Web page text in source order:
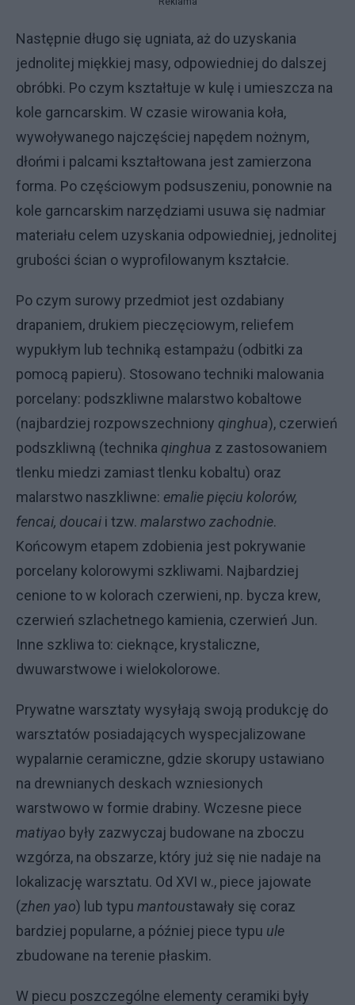
Następnie długo się ugniata, aż do uzyskania
jednolitej miękkiej masy, odpowiedniej do dalszej
obróbki. Po czym kształtuje w kulę i umieszcza na
kole garncarskim. W czasie wirowania koła,
wywoływanego najczęściej napędem nożnym,
dłońmi i palcami kształtowana jest zamierzona
forma. Po częściowym podsuszeniu, ponownie na
kole garncarskim narzędziami usuwa się nadmiar
materiału celem uzyskania odpowiedniej, jednolitej
grubości ścian o wyprofilowanym kształcie.
Po czym surowy przedmiot jest ozdabiany
drapaniem, drukiem pieczęciowym, reliefem
wypukłym lub techniką estampażu (odbitki za
pomocą papieru). Stosowano techniki malowania
porcelany: podszkliwne malarstwo kobaltowe
(najbardziej rozpowszechniony qinghua), czerwień
podszkliwną (technika qinghua z zastosowaniem
tlenku miedzi zamiast tlenku kobaltu) oraz
malarstwo naszkliwne: emalie pięciu kolorów,
fencai, doucai i tzw. malarstwo zachodnie.
Końcowym etapem zdobienia jest pokrywanie
porcelany kolorowymi szkliwami. Najbardziej
cenione to w kolorach czerwieni, np. bycza krew,
czerwień szlachetnego kamienia, czerwień Jun.
Inne szkliwa to: cieknące, krystaliczne,
dwuwarstwowe i wielokolorowe.
Prywatne warsztaty wysyłają swoją produkcję do
warsztatów posiadających wyspecjalizowane
wypalarnie ceramiczne, gdzie skorupy ustawiano
na drewnianych deskach wzniesionych
warstwowo w formie drabiny. Wczesne piece
matiyao były zazwyczaj budowane na zboczu
wzgórza, na obszarze, który już się nie nadaje na
lokalizację warsztatu. Od XVI w., piece jajowate
(zhen yao) lub typu mantoustawały się coraz
bardziej popularne, a później piece typu ule
zbudowane na terenie płaskim.
W piecu poszczególne elementy ceramiki były